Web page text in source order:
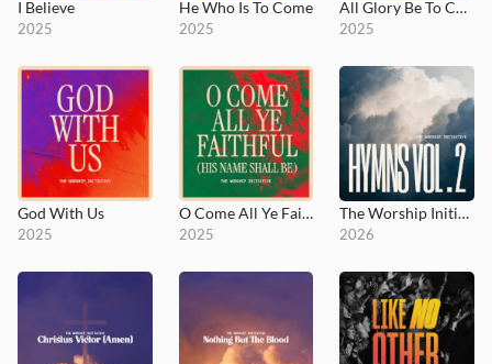
I Believe
2025
He Who Is To Come
2025
All Glory Be To Christ
2025
God With Us
2025
O Come All Ye Faithful (His Name Shall Be)
2025
The Worship Initiative Hymns, Vol. 2
2026